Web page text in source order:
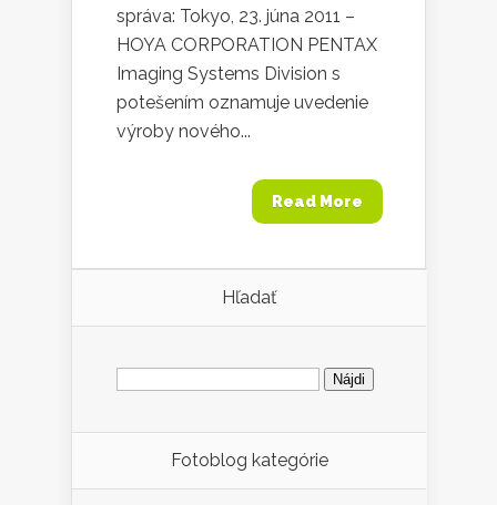
správa: Tokyo, 23. júna 2011 –
HOYA CORPORATION PENTAX
Imaging Systems Division s
potešením oznamuje uvedenie
výroby nového...
Read More
Hľadať
Hľadať:
Fotoblog kategórie